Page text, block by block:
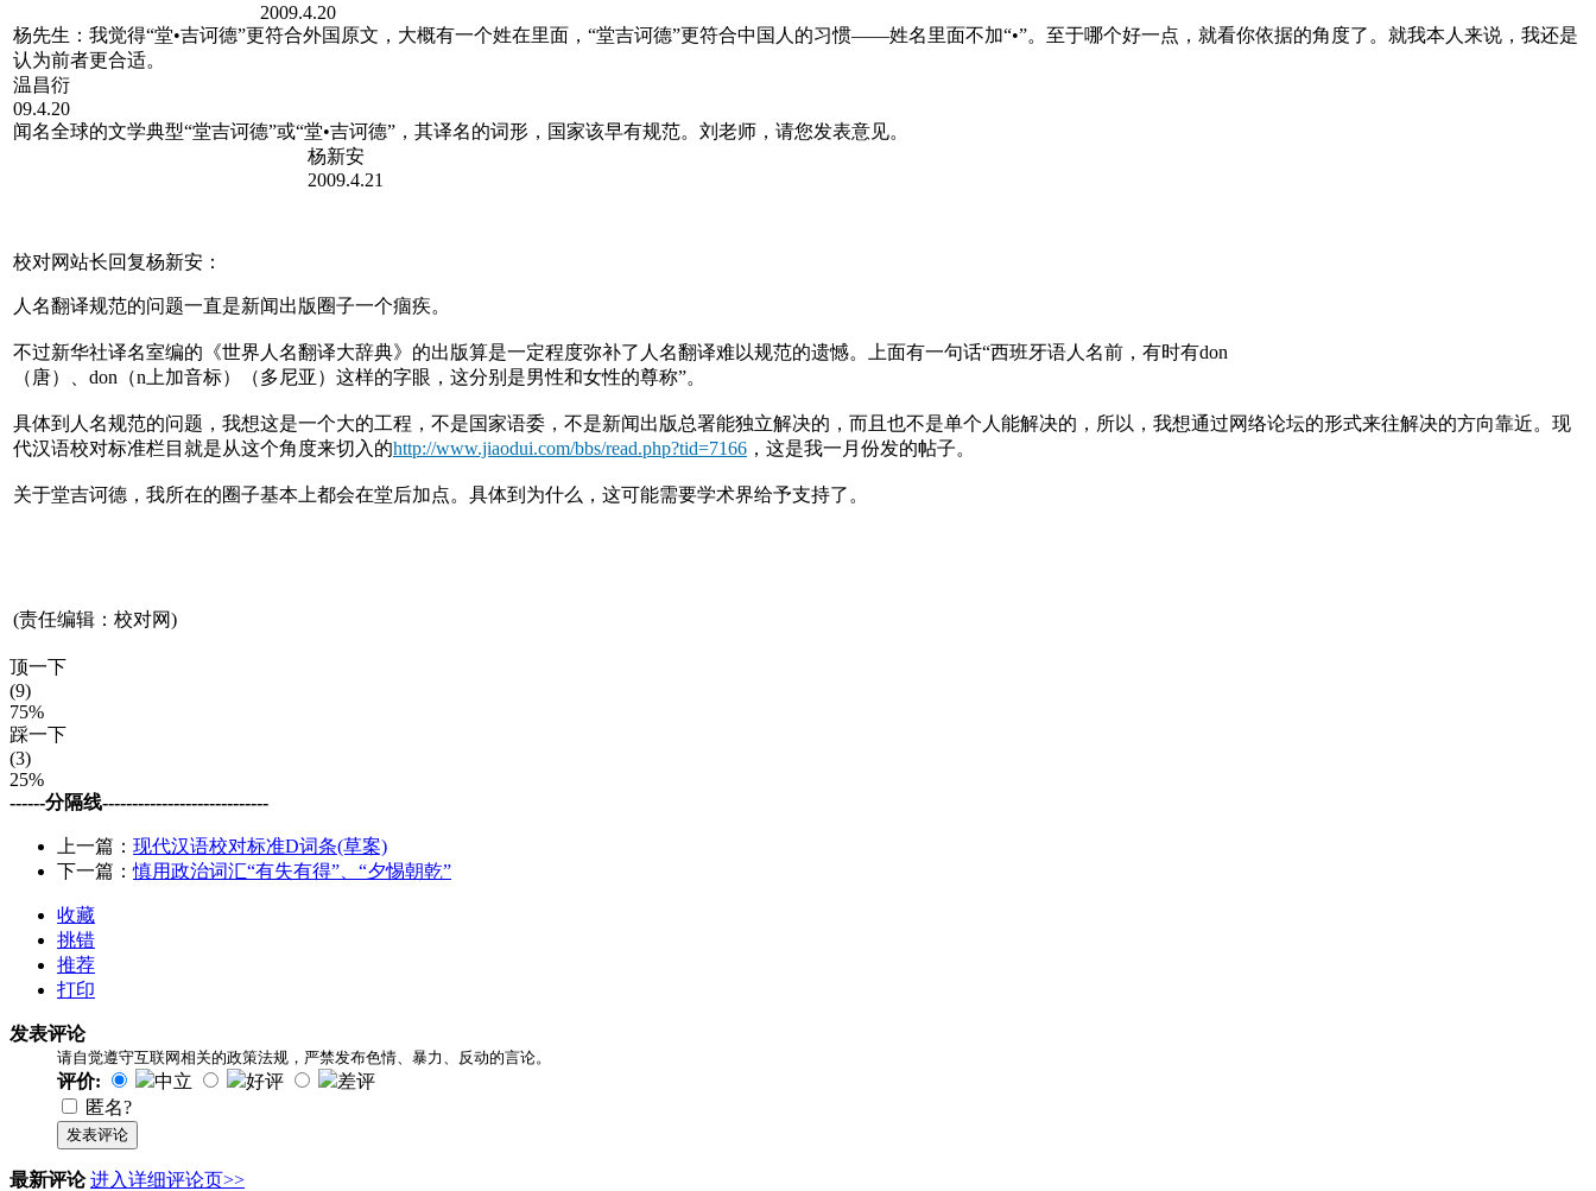
2009.4.20
杨先生：我觉得“堂•吉诃德”更符合外国原文，大概有一个姓在里面，“堂吉诃德”更符合中国人的习惯——姓名里面不加“•”。至于哪个好一点，就看你依据的角度了。就我本人来说，我还是
认为前者更合适。
温昌衍
09.4.20
闻名全球的文学典型“堂吉诃德”或“堂•吉诃德”，其译名的词形，国家该早有规范。刘老师，请您发表意见。
杨新安
2009.4.21
校对网站长回复杨新安：
人名翻译规范的问题一直是新闻出版圈子一个痼疾。
不过新华社译名室编的《世界人名翻译大辞典》的出版算是一定程度弥补了人名翻译难以规范的遗憾。上面有一句话“西班牙语人名前，有时有don
（唐）、don（n上加音标）（多尼亚）这样的字眼，这分别是男性和女性的尊称”。
具体到人名规范的问题，我想这是一个大的工程，不是国家语委，不是新闻出版总署能独立解决的，而且也不是单个人能解决的，所以，我想通过网络论坛的形式来往解决的方向靠近。现
代汉语校对标准栏目就是从这个角度来切入的http://www.jiaodui.com/bbs/read.php?tid=7166 ，这是我一月份发的帖子。
关于堂吉诃德，我所在的圈子基本上都会在堂后加点。具体到为什么，这可能需要学术界给予支持了。
(责任编辑：校对网)
顶一下
(9)
75%
踩一下
(3)
25%
------分隔线----------------------------
上一篇： 现代汉语校对标准D词条(草案)
下一篇：慎用政治词汇“有失有得”、“夕惕朝乾”
收藏
挑错
推荐
打印
发表评论
请自觉遵守互联网相关的政策法规，严禁发布色情、暴力、反动的言论。
评价: 中立 好评
差评
匿名?
发表评论
最新评论 进入详细评论页>>